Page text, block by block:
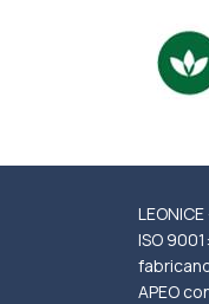
ISO
APEO